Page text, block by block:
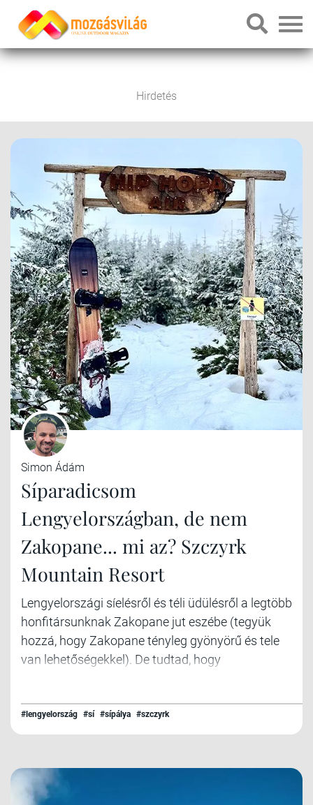
Hirdetés
Simon Ádám
Síparadicsom
Lengyelországban, de nem
Zakopane... mi az? Szczyrk
Mountain Resort
Lengyelországi síelésről és téli üdülésről a legtöbb
honfitársunknak Zakopane jut eszébe (tegyük
hozzá, hogy Zakopane tényleg gyönyörű és tele
van lehetőségekkel). De tudtad, hogy
#lengyelország #sí #sípálya #szczyrk